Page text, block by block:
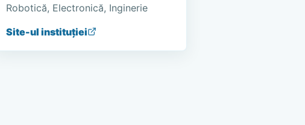
Robotică, Electronică, Inginerie
Site-ul instituției